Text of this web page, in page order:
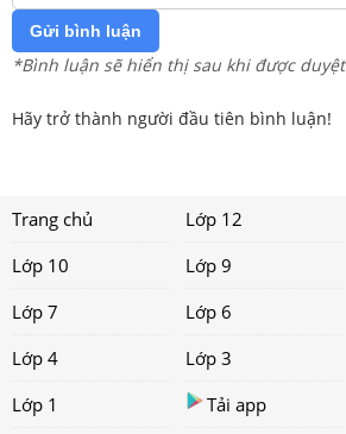
Gửi bình luận
*Bình luận sẽ hiển thị sau khi được duyệt
Hãy trở thành người đầu tiên bình luận!
Trang chủ Lớp 12
Lớp 10
Lớp 9
Lớp 7
Lớp 6
Lớp 4
Lớp 3
Lớp 1
Tải app